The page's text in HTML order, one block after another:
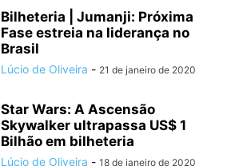
Bilheteria | Jumanji: Próxima
Fase estreia na liderança no
Brasil
Lúcio de Oliveira - 21 de janeiro de 2020
Star Wars: A Ascensão
Skywalker ultrapassa US$ 1
Bilhão em bilheteria
Lúcio de Oliveira - 18 de janeiro de 2020